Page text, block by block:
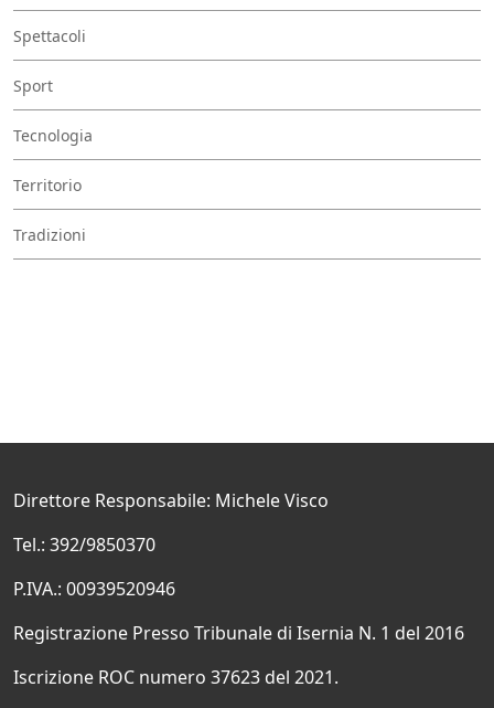
Spettacoli
Sport
Tecnologia
Territorio
Tradizioni
Direttore Responsabile: Michele Visco
Tel.: 392/9850370
P.IVA.: 00939520946
Registrazione Presso Tribunale di Isernia N. 1 del 2016
Iscrizione ROC numero 37623 del 2021.